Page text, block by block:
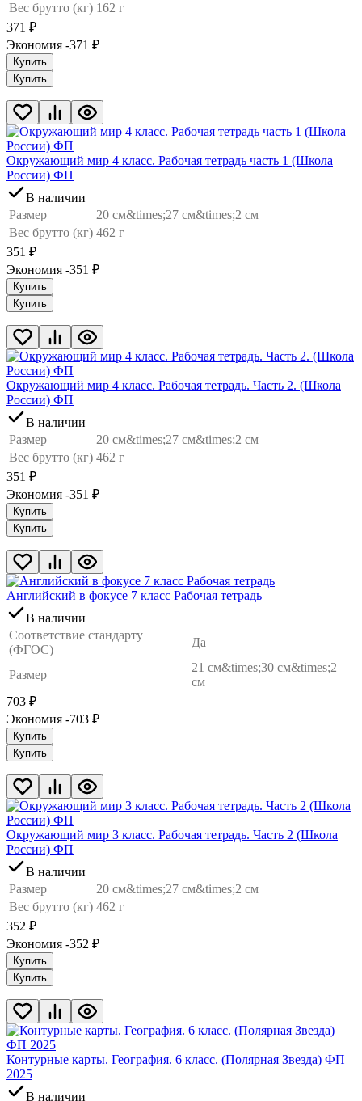
Вес брутто (кг) 162 г
371 ₽
Экономия -371 ₽
Купить
Купить
Окружающий мир 4 класс. Рабочая тетрадь часть 1 (Школа
России) ФП
В наличии
Размер
20 см&times;27 см&times;2 см
Вес брутто (кг) 462 г
351 ₽
Экономия -351 ₽
Купить
Купить
Окружающий мир 4 класс. Рабочая тетрадь. Часть 2. (Школа
России) ФП
В наличии
Размер
20 см&times;27 см&times;2 см
Вес брутто (кг) 462 г
351 ₽
Экономия -351 ₽
Купить
Купить
Английский в фокусе 7 класс Рабочая тетрадь
В наличии
Соответствие стандарту
(ФГОС)
Да
Размер
21 см&times;30 см&times;2
см
703 ₽
Экономия -703 ₽
Купить
Купить
Окружающий мир 3 класс. Рабочая тетрадь. Часть 2 (Школа
России) ФП
В наличии
Размер
20 см&times;27 см&times;2 см
Вес брутто (кг) 462 г
352 ₽
Экономия -352 ₽
Купить
Купить
Контурные карты. География. 6 класс. (Полярная Звезда) ФП
2025
В наличии